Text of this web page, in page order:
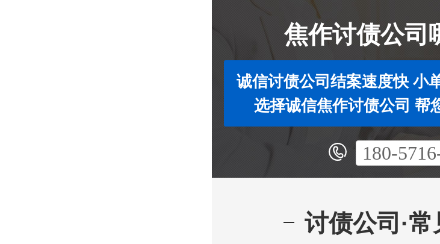
焦作讨债公司
诚信讨债公司结案速度快 小
选择诚信焦作讨债公司 帮
180-
讨债公司·